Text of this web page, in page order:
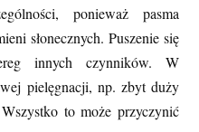
ponieważ pasma
słonecznych. Puszenie się
innych czynników. W
pielęgnacji, np. zbyt duży
to może przyczynić